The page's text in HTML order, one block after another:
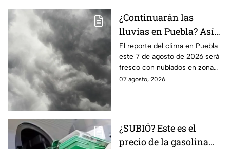
¿Continuarán las
lluvias en Puebla? Así
el clima este 7 de
agosto de 2026
El reporte del clima en Puebla
este 7 de agosto de 2026 será
fresco con nublados en zona
centro y norte, mientras que al
07 agosto, 2026
¿SUBIÓ? Este es el
precio de la gasolina